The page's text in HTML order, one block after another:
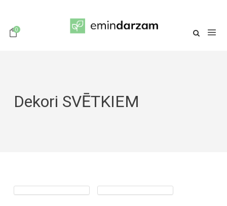
0
Dekori SVĒTKIEM